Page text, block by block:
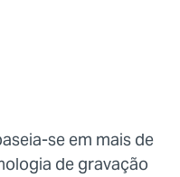
se em mais de
de gravação